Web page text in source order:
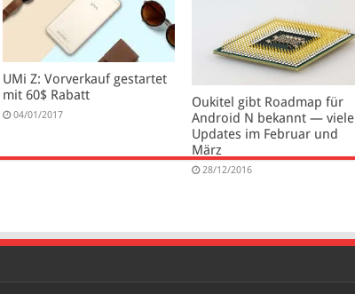
UMi Z: Vorverkauf gestartet
mit 60$ Rabatt
04/01/2017
Oukitel gibt Roadmap für
Android N bekannt — viele
Updates im Februar und
März
28/12/2016